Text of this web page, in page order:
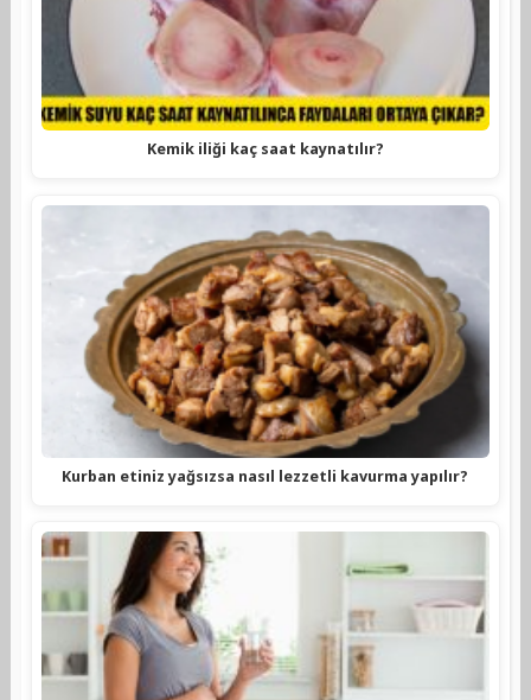
Kemik iliği kaç saat kaynatılır?
Kurban etiniz yağsızsa nasıl lezzetli kavurma yapılır?